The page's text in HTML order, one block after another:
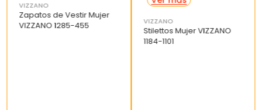
VIZZANO
Zapatos de Vestir Mujer
VIZZANO 1285-455
VIZZANO
Stilettos Mujer VIZZANO
1184-1101